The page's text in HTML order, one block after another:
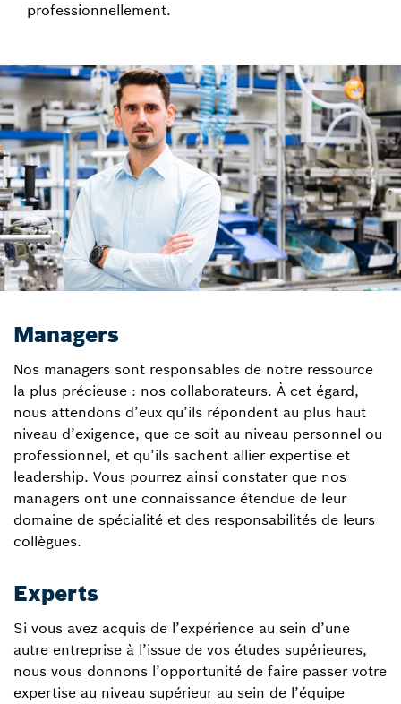
professionnellement.
Managers
Nos managers sont responsables de notre ressource
la plus précieuse : nos collaborateurs. À cet égard,
nous attendons d’eux qu’ils répondent au plus haut
niveau d’exigence, que ce soit au niveau personnel ou
professionnel, et qu’ils sachent allier expertise et
leadership. Vous pourrez ainsi constater que nos
managers ont une connaissance étendue de leur
domaine de spécialité et des responsabilités de leurs
collègues.
Experts
Si vous avez acquis de l’expérience au sein d’une
autre entreprise à l’issue de vos études supérieures,
nous vous donnons l’opportunité de faire passer votre
expertise au niveau supérieur au sein de l’équipe